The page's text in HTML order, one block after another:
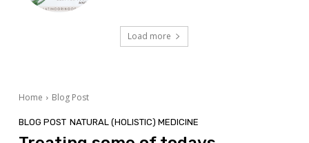
Load more